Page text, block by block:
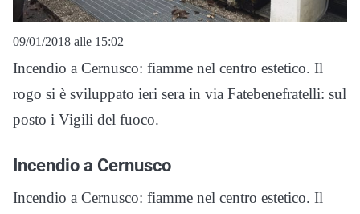
09/01/2018 alle 15:02
Incendio a Cernusco: fiamme nel centro estetico. Il
rogo si è sviluppato ieri sera in via Fatebenefratelli: sul
posto i Vigili del fuoco.
Incendio a Cernusco
Incendio a Cernusco: fiamme nel centro estetico. Il